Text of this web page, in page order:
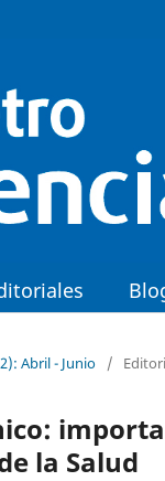
Abril - Junio /
la Salud